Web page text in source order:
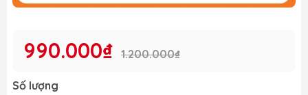
990.000₫ 1.200.000₫
Số lượng